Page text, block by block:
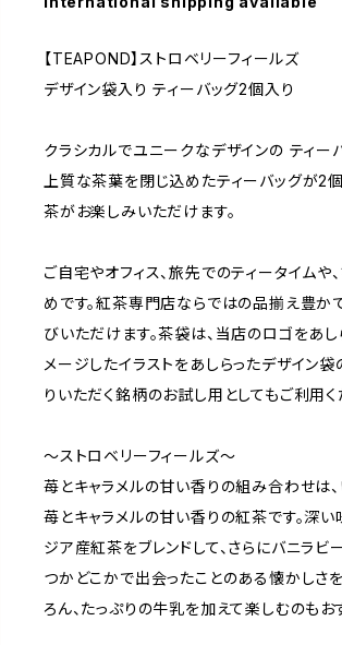
【TEAPOND】ストロベリーフィールズ
デザイン袋入り ティーバッグ2個入り
クラシカルでユニークなデザインの ティー
上質な茶葉を閉じ込めたティーバッグが
茶がお楽しみいただけます。
ご自宅やオフィス、旅先でのティータイムや
めです。紅茶専門店ならではの品揃え豊
びいただけます。茶袋は、当店のロゴをあ
メージしたイラストをあしらったデザイン
りいただく銘柄のお試し用としてもご利用く
～ストロベリーフィールズ～
苺とキャラメルの甘い香りの組み合わせは
苺とキャラメルの甘い香りの紅茶です。深
ジア産紅茶をブレンドして、さらにバニラビ
つかどこかで出会ったことのある懐かしさ
ろん、たっぷりの牛乳を加えて楽しむのもお